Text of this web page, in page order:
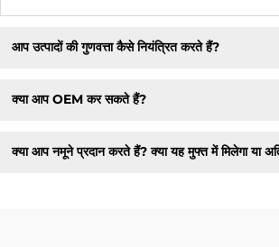
आप उत्पादों की गुणवत्ता कैसे नियंत्रित करते हैं?
क्या आप OEM कर सकते हैं?
क्या आप नमूने प्रदान करते हैं? क्या यह मुफ्त में मिलेगा या